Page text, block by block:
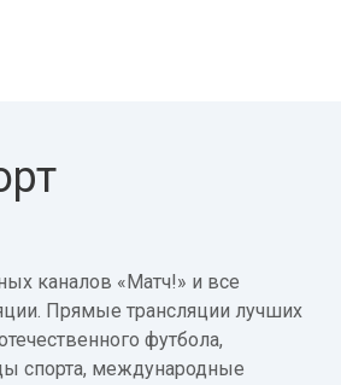
каналов «Матч!» и все
Прямые трансляции лучших
футбола,
спорта, международные